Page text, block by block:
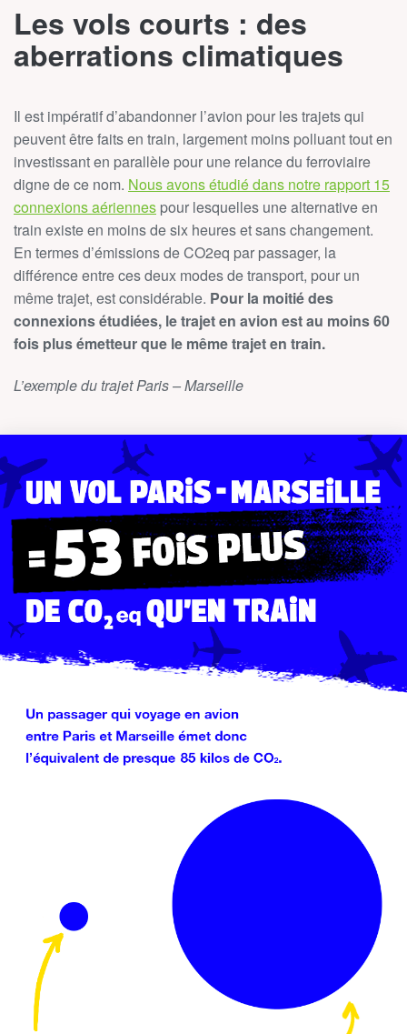
Les vols courts : des
aberrations climatiques
Il est impératif d’abandonner l’avion pour les trajets qui
peuvent être faits en train, largement moins polluant tout en
investissant en parallèle pour une relance du ferroviaire
digne de ce nom. Nous avons étudié dans notre rapport 15
connexions aériennes pour lesquelles une alternative en
train existe en moins de six heures et sans changement.
En termes d’émissions de CO2eq par passager, la
différence entre ces deux modes de transport, pour un
même trajet, est considérable. Pour la moitié des
connexions étudiées, le trajet en avion est au moins 60
fois plus émetteur que le même trajet en train.
L’exemple du trajet Paris – Marseille